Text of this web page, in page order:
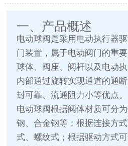
一、产品概述
电动球阀是采用电动执行器
门装置，属于电动阀门的重
球体、阀座、阀杆以及电动
内部通过旋转实现通道的通
封可靠、流通阻力小等优点。
电动球阀根据阀体材质可分
钢、合金钢等；根据连接方
式、螺纹式；根据驱动方式